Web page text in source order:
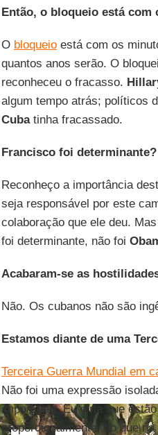
Então, o bloqueio está com
O bloqueioestá com os
quantos anos serão. O
reconheceu o fracasso.
algum tempo atrás; políticos
Cubatinha fracassado.
Francisco foi determinante?
Reconheço a importância
seja responsável por este
colaboração que ele deu.
foi determinante, não foi
Acabaram-se as
Não. Os cubanos não são
Estamos diante de uma
Terceira Guerra Mundial em
Não foi uma expressão
importante. Eu diria que
proporcionalmente, do que na